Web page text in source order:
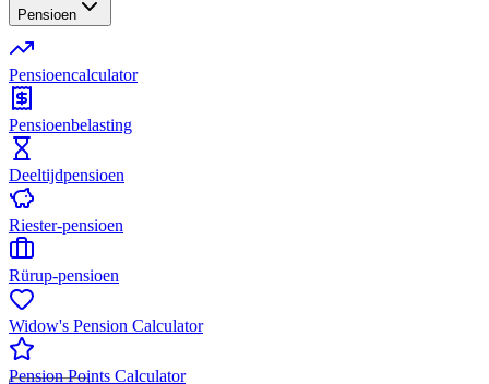
Pensioen
Pensioencalculator
Pensioenbelasting
Deeltijdpensioen
Riester-pensioen
Rürup-pensioen
Widow's Pension Calculator
Pension Points Calculator